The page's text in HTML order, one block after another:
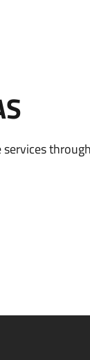
services